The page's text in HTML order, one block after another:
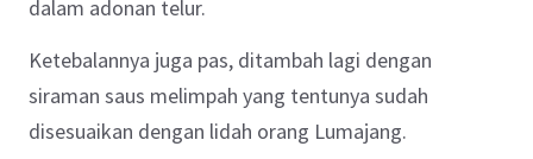
dalam adonan telur.
Ketebalannya juga pas, ditambah lagi dengan
siraman saus melimpah yang tentunya sudah
disesuaikan dengan lidah orang Lumajang.